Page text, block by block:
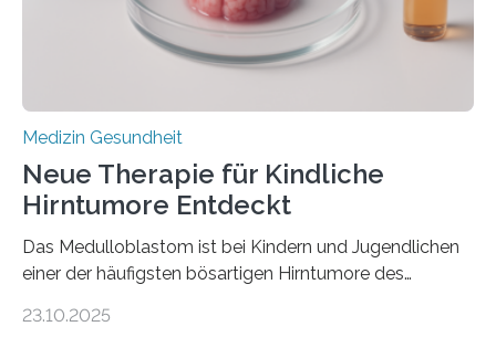
sich die linke Herzkammer verdickt, der Herzmuskel zu
stark kontrahiert…
Medizin Gesundheit
Neue Therapie für Kindliche
Hirntumore Entdeckt
Das Medulloblastom ist bei Kindern und Jugendlichen
einer der häufigsten bösartigen Hirntumore des
Betroffenen können mit heutigen Methoden geheilt
23.10.2025